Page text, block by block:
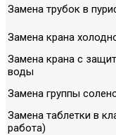
Замена трубок в
Замена крана
Замена крана с
воды
Замена группы
Замена таблетки в
работа)